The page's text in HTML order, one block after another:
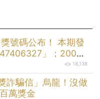
號碼公布！ 本期發
」；200萬
」；三組20萬元
」、
」。
18,138
詐騙信」烏龍！沒做
萬獎金